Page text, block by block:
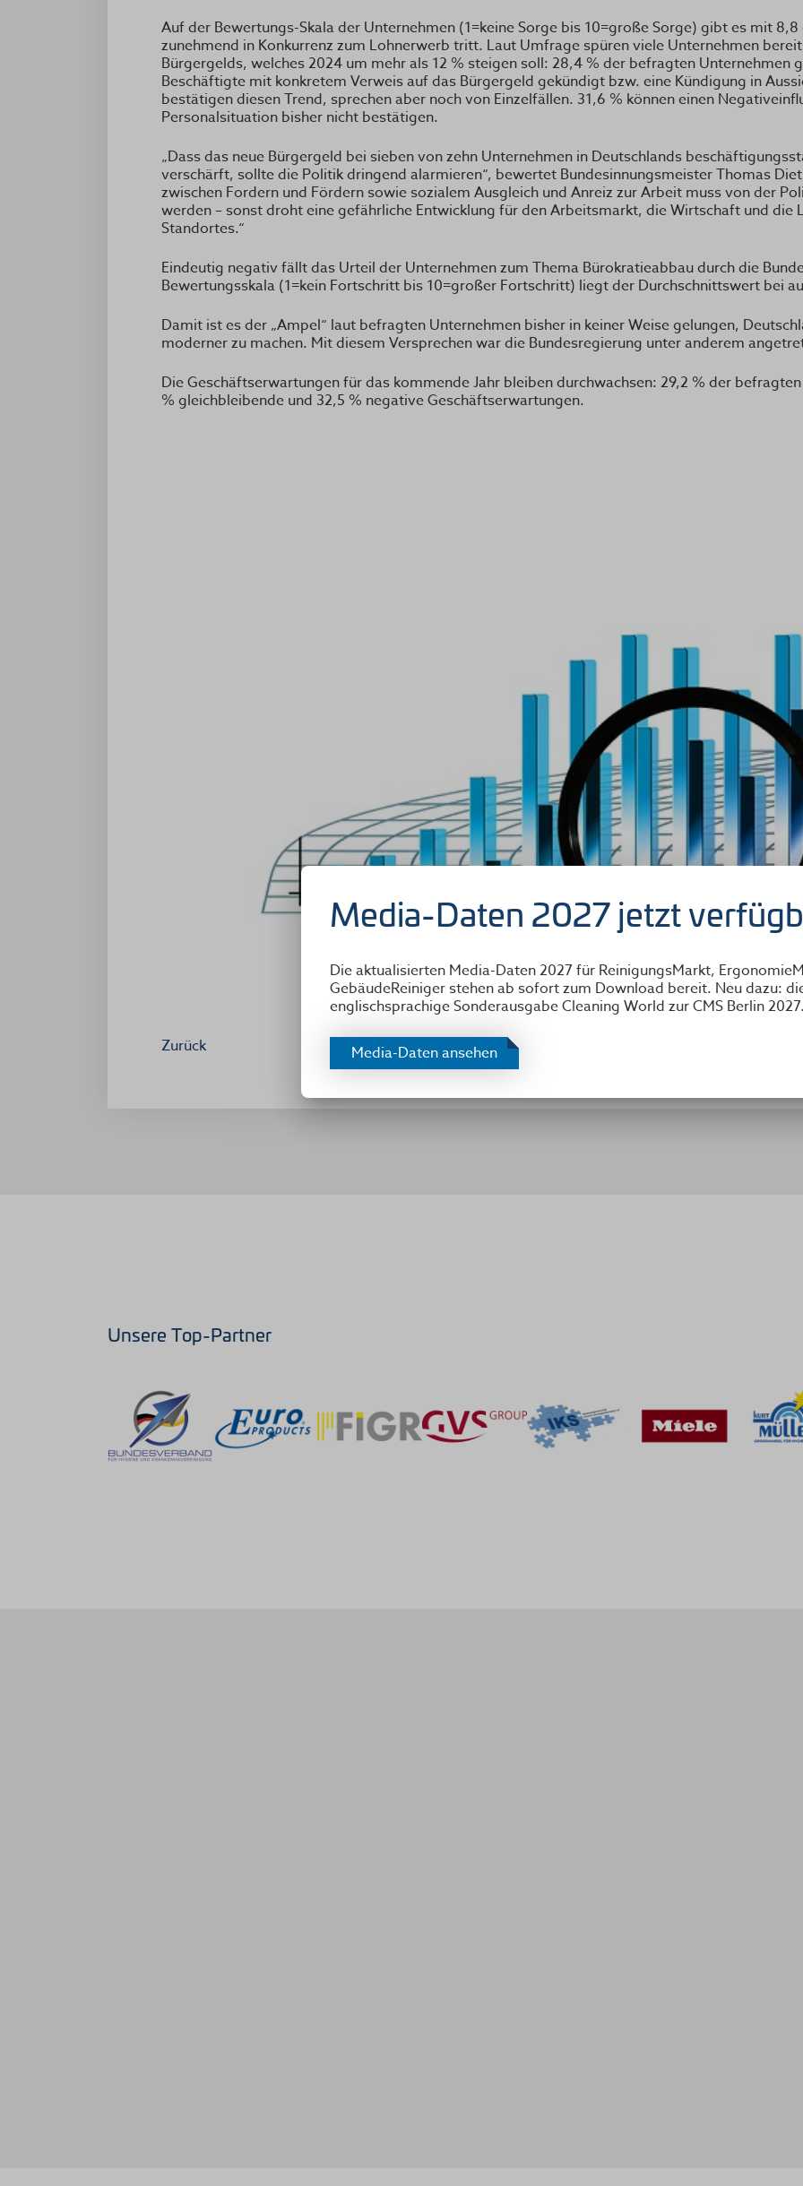
Auf der Bewertungs-Skala der Unternehmen (1=keine Sorge bis 10=große Sorge) gibt es mit
zunehmend in Konkurrenz zum Lohnerwerb tritt. Laut Umfrage spüren viele Unternehmen
Bürgergelds, welches 2024 um mehr als 12 % steigen soll: 28,4 % der befragten Unternehmen
Beschäftigte mit konkretem Verweis auf das Bürgergeld gekündigt bzw. eine Kündigung in
bestätigen diesen Trend, sprechen aber noch von Einzelfällen. 31,6 % können einen
Personalsituation bisher nicht bestätigen.
„Dass das neue Bürgergeld bei sieben von zehn Unternehmen in Deutschlands
verschärft, sollte die Politik dringend alarmieren“, bewertet Bundesinnungsmeister Thomas
zwischen Fordern und Fördern sowie sozialem Ausgleich und Anreiz zur Arbeit muss von der
werden – sonst droht eine gefährliche Entwicklung für den Arbeitsmarkt, die Wirtschaft und die
Standortes.“
Eindeutig negativ fällt das Urteil der Unternehmen zum Thema Bürokratieabbau durch die
Bewertungsskala (1=kein Fortschritt bis 10=großer Fortschritt) liegt der Durchschnittswert bei
Damit ist es der „Ampel“ laut befragten Unternehmen bisher in keiner Weise gelungen,
moderner zu machen. Mit diesem Versprechen war die Bundesregierung unter anderem
Die Geschäftserwartungen für das kommende Jahr bleiben durchwachsen: 29,2 % der
% gleichbleibende und 32,5 % negative Geschäftserwartungen.
Zurück
Unsere Top-Partner
Media-Daten 2027 jetzt
Die aktualisierten Media-Daten 2027 für ReinigungsMarkt,
GebäudeReiniger stehen ab sofort zum Download bereit. Neu dazu:
englischsprachige Sonderausgabe Cleaning World zur CMS Berlin
Media-Daten ansehen